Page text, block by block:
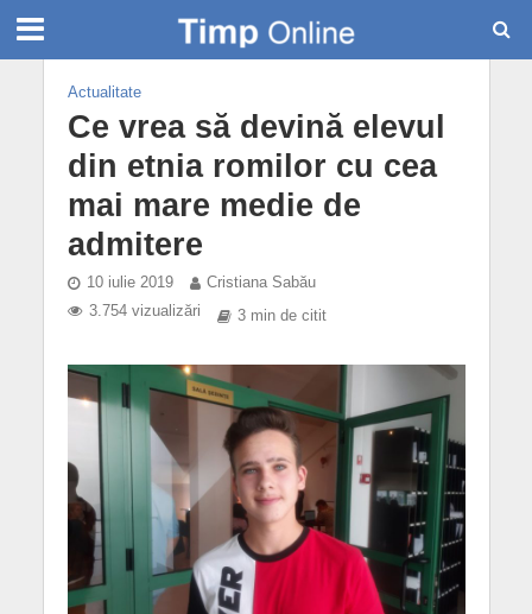
Actualitate
Ce vrea să devină elevul
din etnia romilor cu cea
mai mare medie de
admitere
10 iulie 2019
Cristiana Sabău
3.754 vizualizări
3 min de citit